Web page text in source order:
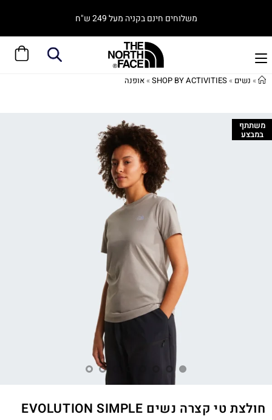
משלוחים חינם בקניה מעל 249 ש"ח
» נשים »
SHOP BY ACTIVITIES
»אופנה
משתתף
במבצע
חולצת טי קצרה נשים EVOLUTION SIMPLE